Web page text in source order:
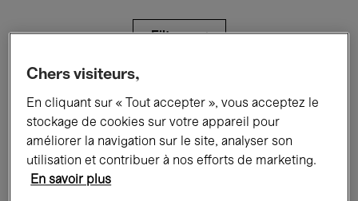
Filtres
Expositions Films Performances
Rencontres & Débats Jazz
Chers visiteurs,
En cliquant sur « Tout accepter », vous acceptez le
stockage de cookies sur votre appareil pour
améliorer la navigation sur le site, analyser son
utilisation et contribuer à nos efforts de marketing.
En savoir plus